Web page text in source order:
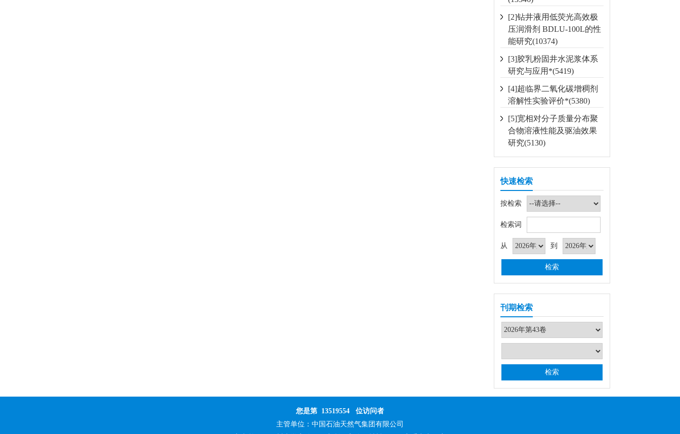
[2]钻井液用低荧光高效极
压润滑剂 BDLU-100L的性
能研究(10374)
[3]胶乳粉固井水泥浆体系
研究与应用*(5419)
[4]超临界二氧化碳增稠剂
溶解性实验评价*(5380)
[5]宽相对分子质量分布聚
合物溶液性能及驱油效果
研究(5130)
快速检索
按检索
检索词
从 到
刊期检索
您是第 13519554 位访问者
主管单位： 中国石油天然气集团有限公司